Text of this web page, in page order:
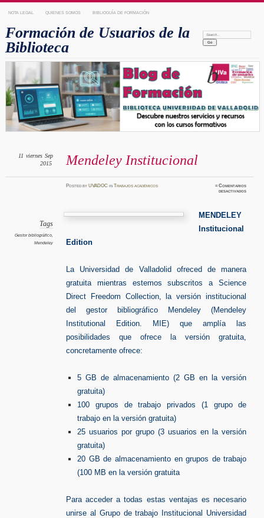
NOTA LEGAL QUIENES SOMOS BIBLIOGUÍA DE FORMACIÓN
Formación de Usuarios de la
Biblioteca
Search:
Mendeley Institucional
11 viernes Sep
2015
PostedbyUVADOC inTrabajos académicos ≈Comentarios
desactivadosen
Tags
Gestor bibliográfico,
Mendeley
MENDELEY
Institucional
Edition
La Universidad de Valladolid ofreced de manera
gratuita mientras estemos subscritos a Science
Direct Freedom Collection, la versión institucional
del gestor bibliográfico Mendeley (Mendeley
Institutional Edition. MIE) que amplía las
posibilidades que ofrece la versión gratuita,
concretamente ofrece:
5 GB de almacenamiento (2 GB en la versión
gratuita)
100 grupos de trabajo privados (1 grupo de
trabajo en la versión gratuita)
25 usuarios por grupo (3 usuarios en la versión
gratuita)
20 GB de almacenamiento en grupos de trabajo
(100 MB en la versión gratuita
Para acceder a todas estas ventajas es necesario
unirse al Grupo de trabajo Institucional Universidad